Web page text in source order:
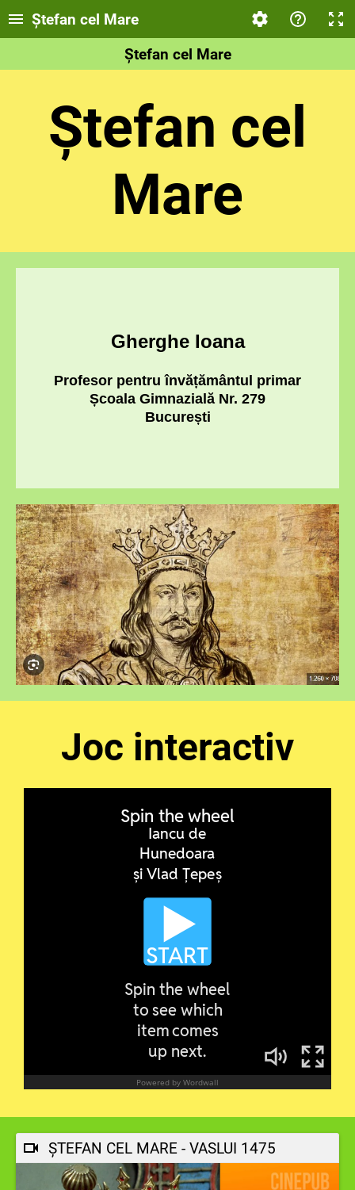
Ștefan cel Mare
Ștefan cel Mare
Ștefan cel
Mare
Gherghe Ioana
Profesor pentru învățământul primar
Școala Gimnazială Nr. 279
București
Joc interactiv
ȘTEFAN CEL MARE - VASLUI 1475